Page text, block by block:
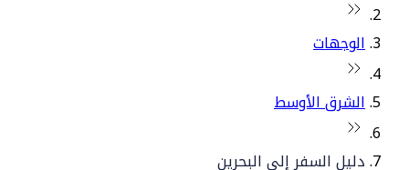
الوجهات
الشرق الأوسط
دليل السفر إلى البحرين